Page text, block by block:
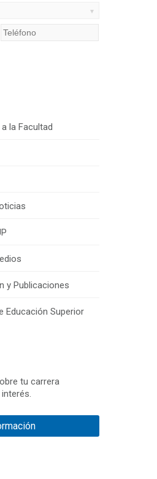
la Facultad
y Publicaciones
Educación Superior
tu carrera